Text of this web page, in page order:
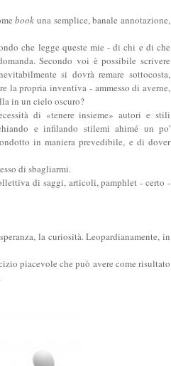
book una semplice, banale annotazione,
che legge queste mie - di chi e di che
Secondo voi è possibile scrivere
si dovrà remare sottocosta,
la propria inventiva - ammesso di averne,
in un cielo oscuro?
di «tenere insieme» autori e stili
e infilando stilemi ahimé un po'
in maniera prevedibile, e di dover
di sbagliarmi.
di saggi, articoli, pamphlet - certo -
la curiosità. Leopardianamente, in
piacevole che può avere come risultato